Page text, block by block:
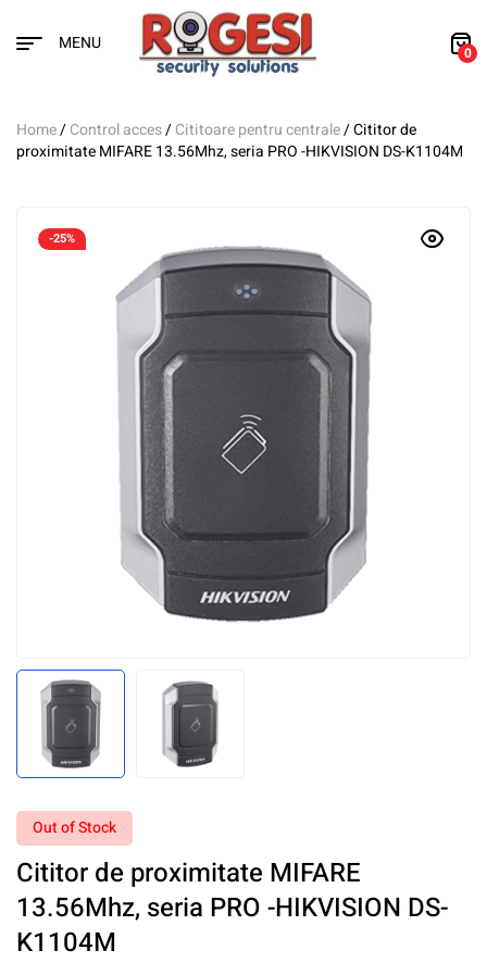
MENU 0
Home/Control acces/Cititoare pentru centrale/ Cititor de
proximitate MIFARE 13.56Mhz, seria PRO -HIKVISION DS-K1104M
-25%
Out of Stock
Cititor de proximitate MIFARE
13.56Mhz, seria PRO -HIKVISION DS-
K1104M